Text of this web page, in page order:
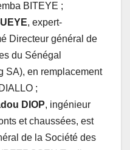
BITEYE ;
, expert-
Directeur général de
du Sénégal
SA), en remplacement
;
DIOP, ingénieur
et chaussées, est
de la Société des